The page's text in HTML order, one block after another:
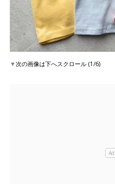
▼次の画像は下へスクロール (1/6)